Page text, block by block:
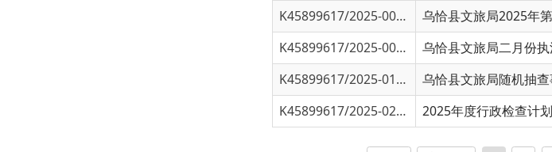
K45899617/2025-02798 2025年度行政检查计划
1 2 3 下一页